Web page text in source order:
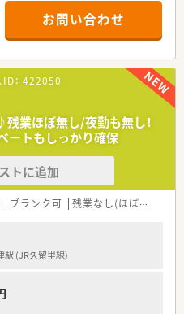
を持つ病院で常に時代の流れに
療を進めています。
者様が服用する薬の調剤です。患
散剤分包機を使って1回分ずつに
やすい状態でお渡ししています。
で対応しています。新薬の採用も
での院内調剤業務です。
です。外来は院外処方となりま
ります。
説明を行います。
お問い合わせ
： 422050
残業ほぼ無し/夜勤も無し！
トもしっかり確保
トに追加
ブランク可 残業なし(ほぼなし含む)
駅 (JR久留里線)